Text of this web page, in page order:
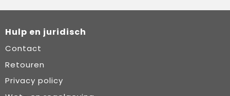
Hulp en juridisch
Contact
Retouren
Privacy policy